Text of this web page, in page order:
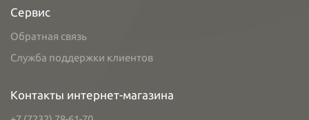
Сервис
Обратная связь
Служба поддержки клиентов
Контакты интернет-магазина